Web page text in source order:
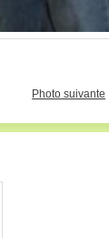
Photo suivante